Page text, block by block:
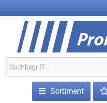
Sortiment